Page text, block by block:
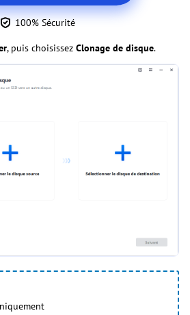
100% Sécurité
, puis choisissez Clonage de disque.